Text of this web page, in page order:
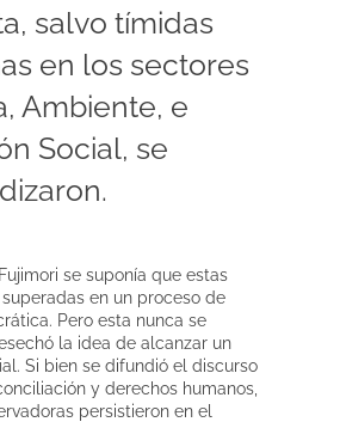
salvo tímidas
en los sectores
Ambiente, e
Social, se
se suponía que estas
en un proceso de
Pero esta nunca se
la idea de alcanzar un
Si bien se difundió el discurso
y derechos humanos,
persistieron en el